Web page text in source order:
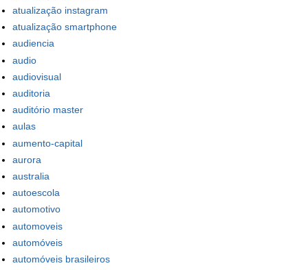
atualização instagram
atualização smartphone
audiencia
audio
audiovisual
auditoria
auditório master
aulas
aumento-capital
aurora
australia
autoescola
automotivo
automoveis
automóveis
automóveis brasileiros